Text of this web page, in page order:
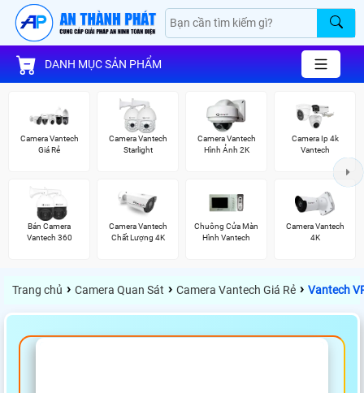
DANH MỤC SẢN PHẨM
Camera Vantech
Giá Rẻ
Camera Vantech
Starlight
Camera Vantech
Hình Ảnh 2K
Camera Ip 4k
Vantech
Bán Camera
Vantech 360
Camera Vantech
Chất Lượng 4K
Chuông Cửa Màn
Hình Vantech
Camera Vantech
4K
Trang chủ › Camera Quan Sát › Camera Vantech Giá Rẻ › Vantech